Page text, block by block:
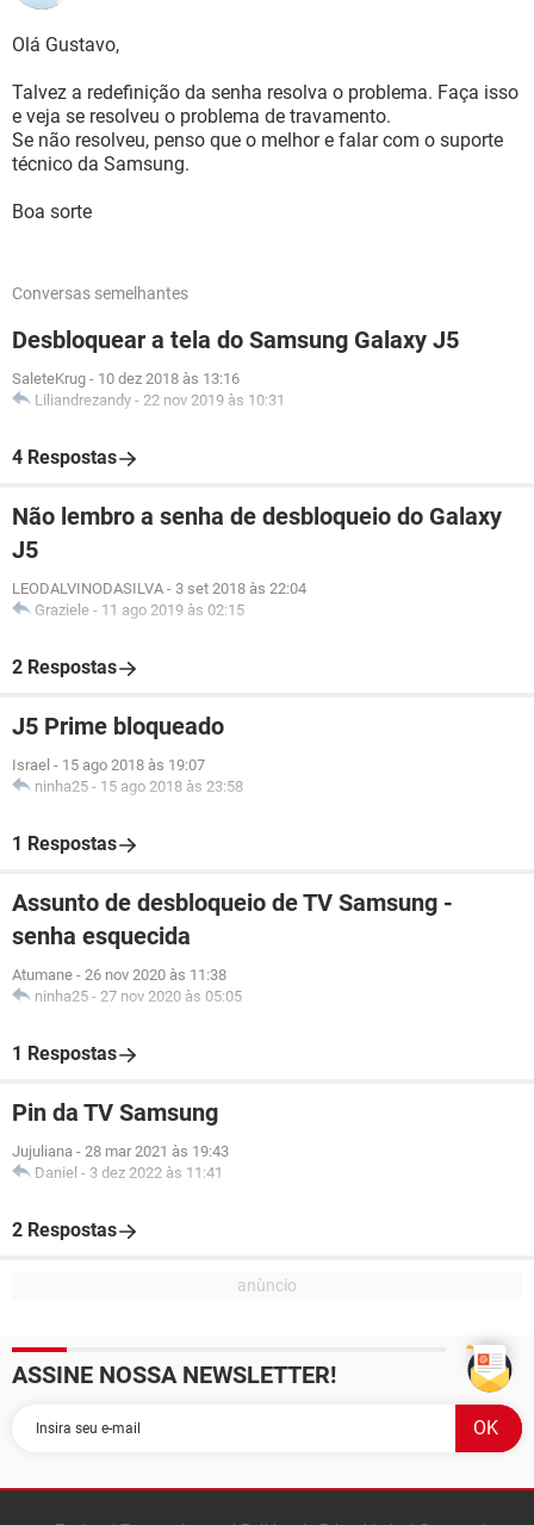
Olá Gustavo,
Talvez a redefinição da senha resolva o problema. Faça isso
e veja se resolveu o problema de travamento.
Se não resolveu, penso que o melhor e falar com o suporte
técnico da Samsung.
Boa sorte
Conversas semelhantes
Desbloquear a tela do Samsung Galaxy J5
SaleteKrug - 10 dez 2018 às 13:16
Liliandrezandy - 22 nov 2019 às 10:31
4 Respostas
Não lembro a senha de desbloqueio do Galaxy
J5
LEODALVINODASILVA - 3 set 2018 às 22:04
Graziele - 11 ago 2019 às 02:15
2 Respostas
J5 Prime bloqueado
Israel - 15 ago 2018 às 19:07
ninha25 - 15 ago 2018 às 23:58
1 Respostas
Assunto de desbloqueio de TV Samsung -
senha esquecida
Atumane - 26 nov 2020 às 11:38
ninha25 - 27 nov 2020 às 05:05
1 Respostas
Pin da TV Samsung
Jujuliana - 28 mar 2021 às 19:43
Daniel - 3 dez 2022 às 11:41
2 Respostas
ASSINE NOSSA NEWSLETTER!